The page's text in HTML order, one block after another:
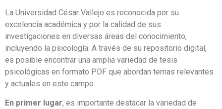
La Universidad César Vallejo es reconocida por su
excelencia académica y por la calidad de sus
investigaciones en diversas áreas del conocimiento,
incluyendo la psicología. A través de su repositorio digital,
es posible encontrar una amplia variedad de tesis
psicológicas en formato PDF que abordan temas relevantes
y actuales en este campo.
En primer lugar, es importante destacar la variedad de